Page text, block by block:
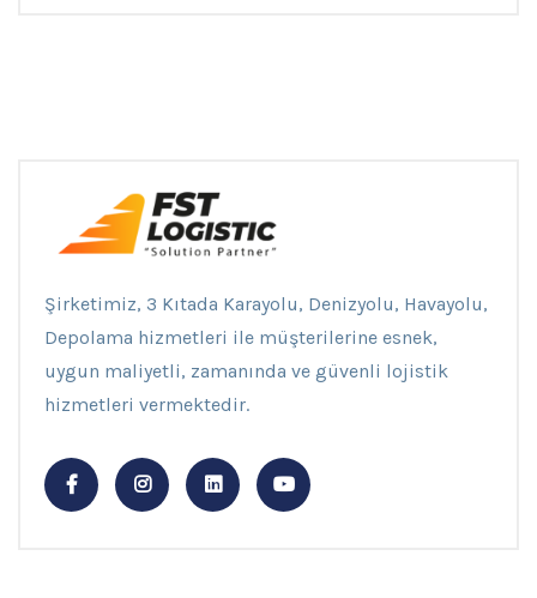
Şirketimiz, 3 Kıtada Karayolu, Denizyolu, Havayolu,
Depolama hizmetleri ile müşterilerine esnek,
uygun maliyetli, zamanında ve güvenli lojistik
hizmetleri vermektedir.